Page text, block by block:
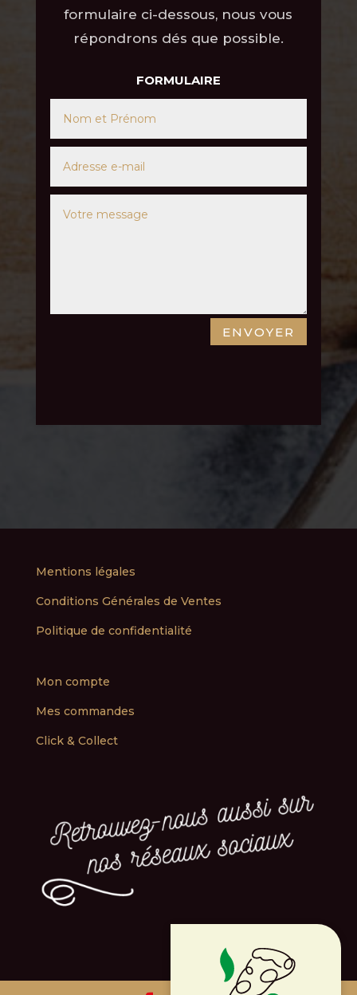
formulaire ci-dessous, nous vous
répondrons dés que possible.
FORMULAIRE
ENVOYER
Mentions légales
Conditions Générales de Ventes
Politique de confidentialité
Mon compte
Mes commandes
Click & Collect